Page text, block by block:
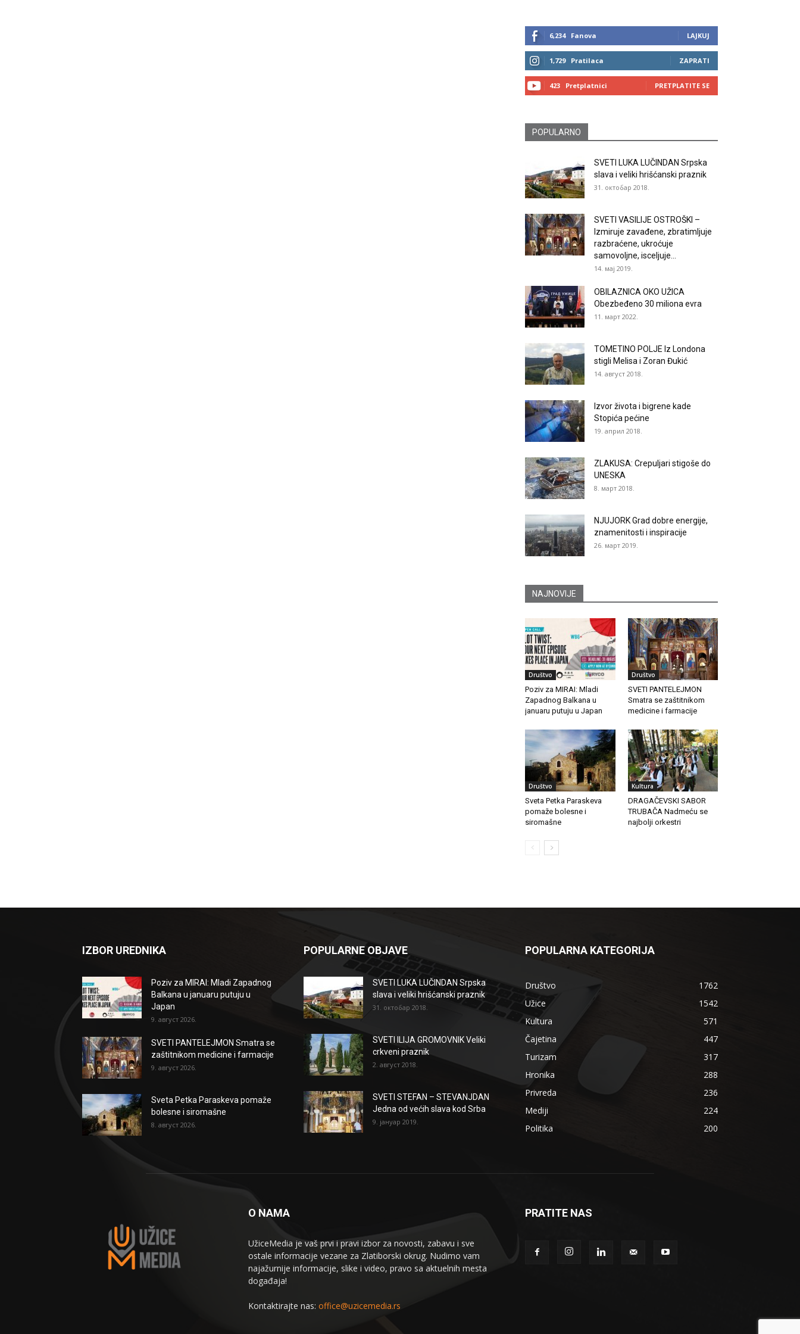
6,234 Fanova LAJKUJ
1,729 Pratilaca ZAPRATI
423 Pretplatnici PRETPLATITE SE
POPULARNO
SVETI LUKA LUČINDAN Srpska
slava i veliki hrišćanski praznik
31. октобар 2018.
SVETI VASILIJE OSTROŠKI –
Izmiruje zavađene, zbratimljuje
razbraćene, ukroćuje
samovoljne, isceljuje...
14. мај 2019.
OBILAZNICA OKO UŽICA
Obezbeđeno 30 miliona evra
11. март 2022.
TOMETINO POLJE Iz Londona
stigli Melisa i Zoran Đukić
14. август 2018.
Izvor života i bigrene kade
Stopića pećine
19. април 2018.
ZLAKUSA: Crepuljari stigoše do
UNESKA
8. март 2018.
NJUJORK Grad dobre energije,
znamenitosti i inspiracije
26. март 2019.
NAJNOVIJE
Društvo
Poziv za MIRAI: Mladi
Zapadnog Balkana u
januaru putuju u Japan
Društvo
SVETI PANTELEJMON
Smatra se zaštitnikom
medicine i farmacije
Društvo
Sveta Petka Paraskeva
pomaže bolesne i
siromašne
Kultura
DRAGAČEVSKI SABOR
TRUBAČA Nadmeću se
najbolji orkestri
IZBOR UREDNIKA
Poziv za MIRAI: Mladi Zapadnog
Balkana u januaru putuju u
Japan
9. август 2026.
SVETI PANTELEJMON Smatra se
zaštitnikom medicine i farmacije
9. август 2026.
Sveta Petka Paraskeva pomaže
bolesne i siromašne
8. август 2026.
POPULARNE OBJAVE
SVETI LUKA LUČINDAN Srpska
slava i veliki hrišćanski praznik
31. октобар 2018.
SVETI ILIJA GROMOVNIK Veliki
crkveni praznik
2. август 2018.
SVETI STEFAN – STEVANJDAN
Jedna od većih slava kod Srba
9. јануар 2019.
POPULARNA KATEGORIJA
Društvo
1762
Užice
1542
Kultura
571
Čajetina
447
Turizam
317
Hronika
288
Privreda
236
Mediji
224
Politika
200
O NAMA
UžiceMedia je vaš prvi i pravi izbor za novosti, zabavu i sve
ostale informacije vezane za Zlatiborski okrug. Nudimo vam
najažurnije informacije, slike i video, pravo sa aktuelnih mesta
događaja!
Kontaktirajte nas: office@uzicemedia.rs
PRATITE NAS